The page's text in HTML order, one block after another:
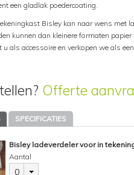
een gladlak poedercoating.
Bisley kan naar wens met
kunnen dan kleinere formaten
u als accessoire en verkopen we als
Offerte
SPECIFICATIES
Bisley ladeverdeler voor in
Aantal
0